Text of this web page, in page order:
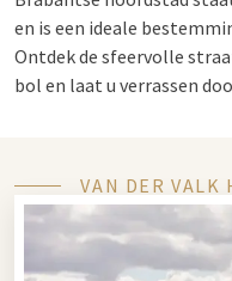
en is een ideale
Ontdek de sfeervolle
bol en laat u verrassen
verzorgd verblijf.
VAN DER VALK